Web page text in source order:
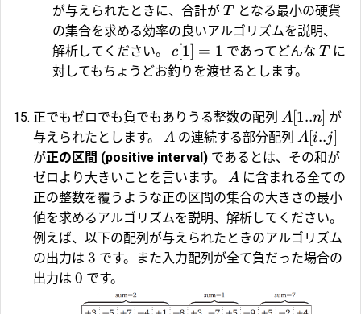
が与えられたときに、合計が T となる最小の硬貨
の集合を求める効率の良いアルゴリズムを説明、
解析してください。 c[1] = 1 であってどんな T に
対してもちょうどお釣りを渡せるとします。
正でもゼロでも負でもありうる整数の配列 A[1..n] が
与えられたとします。 A の連続する部分配列 A[i..j]
が正の区間 (positive interval) であるとは、その和が
ゼロより大きいことを言います。 A に含まれる全ての
正の整数を覆うような正の区間の集合の大きさの最小
値を求めるアルゴリズムを説明、解析してください。
例えば、以下の配列が与えられたときのアルゴリズム
の出力は 3 です。また入力配列が全て負だった場合の
出力は 0 です。